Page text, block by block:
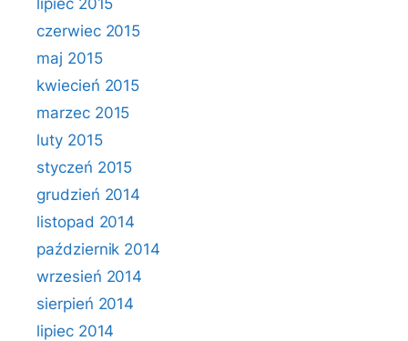
lipiec 2015
czerwiec 2015
maj 2015
kwiecień 2015
marzec 2015
luty 2015
styczeń 2015
grudzień 2014
listopad 2014
październik 2014
wrzesień 2014
sierpień 2014
lipiec 2014